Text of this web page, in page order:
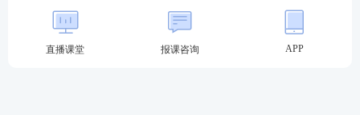
直播课堂 报课咨询 APP